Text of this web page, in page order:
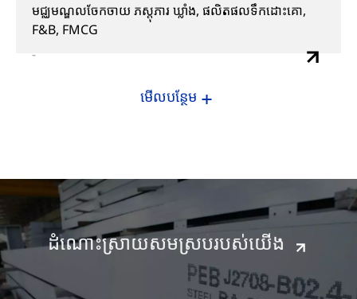
មជ្ឈមណ្ឌលចែកចាយ ភស្តុភារ ឃ្លាំង, ផលិតផលទឹកដោះគោ,
F&B, FMCG
-
មើលបន្ថែម
ដំណោះស្រាយសមស្របរបស់យើង